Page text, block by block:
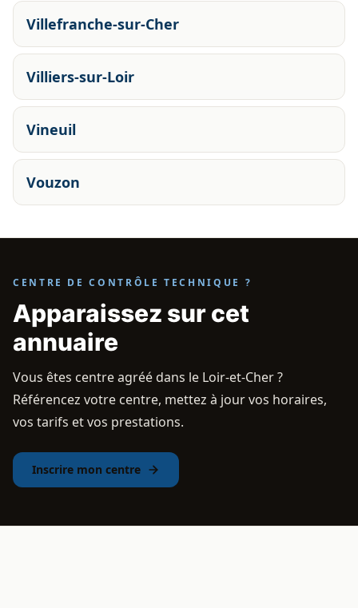
Villefranche-sur-Cher
Villiers-sur-Loir
Vineuil
Vouzon
CENTRE DE CONTRÔLE TECHNIQUE ?
Apparaissez sur cet
annuaire
Vous êtes centre agréé dans le Loir-et-Cher ?
Référencez votre centre, mettez à jour vos horaires,
vos tarifs et vos prestations.
Inscrire mon centre